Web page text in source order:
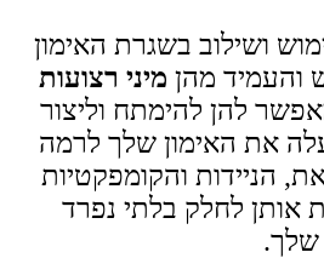
ושילוב בשגרת האימון
והעמיד מהן מיני רצועות
להן להימתח וליצור
את האימון שלך לרמה
הניידות והקומפקטיות
אותן לחלק בלתי נפרד
שלך.